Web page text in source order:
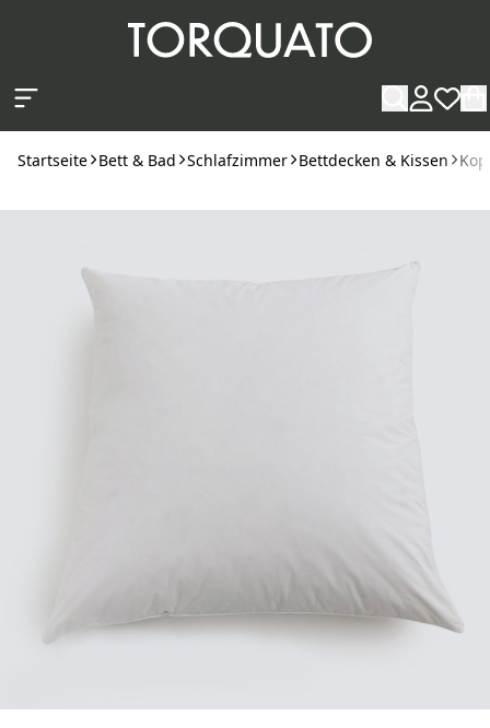
Startseite Bett & Bad Schlafzimmer Bettdecken & Kissen